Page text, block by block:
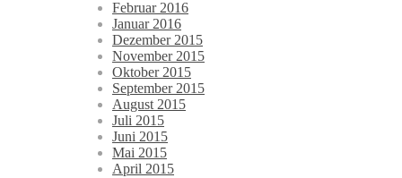
Februar 2016
Januar 2016
Dezember 2015
November 2015
Oktober 2015
September 2015
August 2015
Juli 2015
Juni 2015
Mai 2015
April 2015